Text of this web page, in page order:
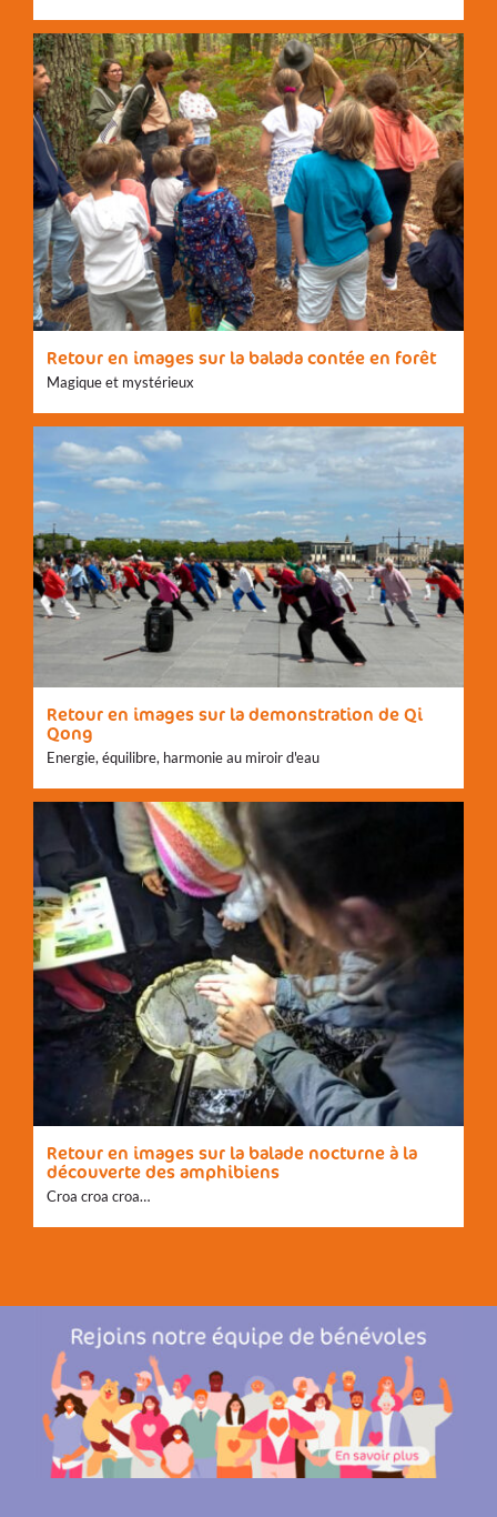
Retour en images sur la balada contée en forêt
Magique et mystérieux
Retour en images sur la demonstration de Qi
Qong
Energie, équilibre, harmonie au miroir d'eau
Retour en images sur la balade nocturne à la
découverte des amphibiens
Croa croa croa…